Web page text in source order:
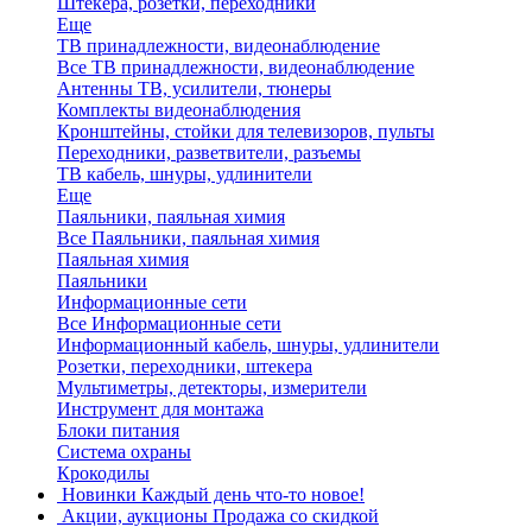
Еще
ТВ принадлежности, видеонаблюдение
Все ТВ принадлежности, видеонаблюдение
Антенны ТВ, усилители, тюнеры
Комплекты видеонаблюдения
Кронштейны, стойки для телевизоров, пульты
Переходники, разветвители, разъемы
ТВ кабель, шнуры, удлинители
Еще
Паяльники, паяльная химия
Все Паяльники, паяльная химия
Паяльная химия
Паяльники
Информационные сети
Все Информационные сети
Информационный кабель, шнуры, удлинители
Розетки, переходники, штекера
Мультиметры, детекторы, измерители
Инструмент для монтажа
Блоки питания
Система охраны
Крокодилы
Новинки Каждый день что-то новое!
Акции, аукционы Продажа со скидкой